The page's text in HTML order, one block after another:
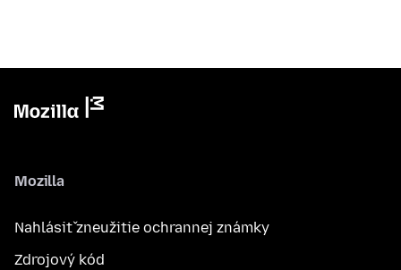
Mozilla
Nahlásiť zneužitie ochrannej známky
Zdrojový kód